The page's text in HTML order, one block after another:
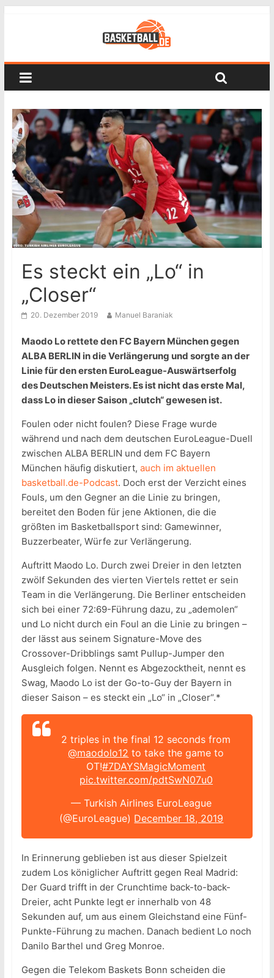
Es steckt ein „Lo“ in
„Closer“
20. Dezember 2019 Manuel Baraniak
Maodo Lo rettete den FC Bayern München gegen
ALBA BERLIN in die Verlängerung und sorgte an der
Linie für den ersten EuroLeague-Auswärtserfolg
des Deutschen Meisters. Es ist nicht das erste Mal,
dass Lo in dieser Saison „clutch“ gewesen ist.
Foulen oder nicht foulen? Diese Frage wurde
während und nach dem deutschen EuroLeague-Duell
zwischen ALBA BERLIN und dem FC Bayern
München häufig diskutiert, auch im aktuellen
basketball.de-Podcast. Doch erst der Verzicht eines
Fouls, um den Gegner an die Linie zu bringen,
bereitet den Boden für jene Aktionen, die die
größten im Basketballsport sind: Gamewinner,
Buzzerbeater, Würfe zur Verlängerung.
Auftritt Maodo Lo. Durch zwei Dreier in den letzten
zwölf Sekunden des vierten Viertels rettet er sein
Team in die Verlängerung. Die Berliner entscheiden
sich bei einer 72:69-Führung dazu, zu „ademolen“
und Lo nicht durch ein Foul an die Linie zu bringen –
der lässt aus seinem Signature-Move des
Crossover-Dribblings samt Pullup-Jumper den
Ausgleich folgen. Nennt es Abgezocktheit, nennt es
Swag, Maodo Lo ist der Go-to-Guy der Bayern in
dieser Saison – es steckt ein „Lo“ in „Closer“.*
2 triples in the final 12 seconds from
@maodolo12 to take the game to
OT!#7DAYSMagicMoment
pic.twitter.com/pdtSwN07u0
— Turkish Airlines EuroLeague
(@EuroLeague) December 18, 2019
In Erinnerung geblieben ist aus dieser Spielzeit
zudem Los königlicher Auftritt gegen Real Madrid:
Der Guard trifft in der Crunchtime back-to-back-
Dreier, acht Punkte legt er innerhalb von 48
Sekunden auf, um aus einem Gleichstand eine Fünf-
Punkte-Führung zu machen. Danach bedient Lo noch
Danilo Barthel und Greg Monroe.
Gegen die Telekom Baskets Bonn scheiden die